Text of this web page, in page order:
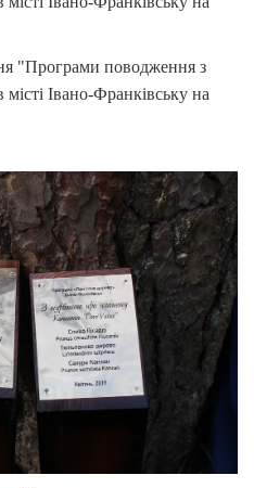
"Програми поводження з
Івано-Франківську на